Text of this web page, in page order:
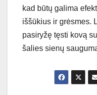
kad būtų galima
iššūkius ir grėsmes.
pasiryžę tęsti kovą
šalies sienų